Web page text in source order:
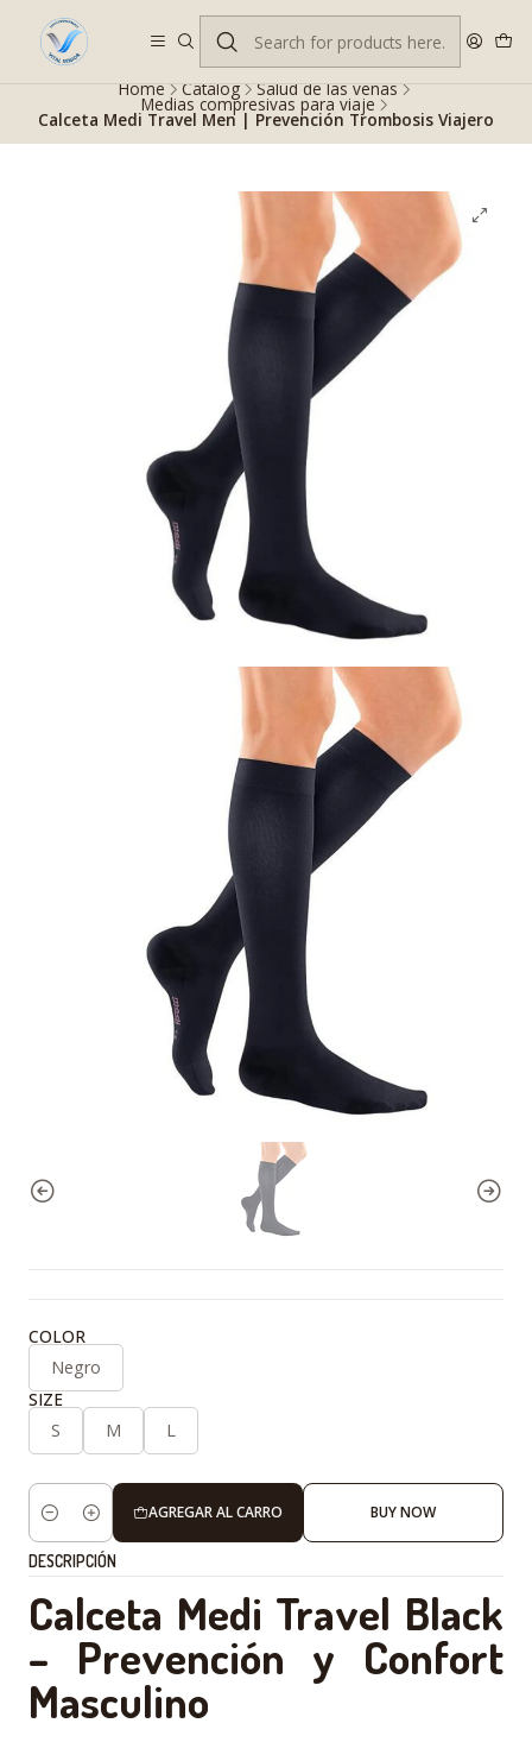
Despacho gratis en RM desde $100.000. Revisa las condiciones.
Home Catalog Salud de las venas
Medias compresivas para viaje
Calceta Medi Travel Men | Prevención Trombosis Viajero
COLOR
Negro
SIZE
S
M L
Cantidad
AGREGAR AL CARRO BUY NOW
DESCRIPCIÓN
Calceta Medi Travel Black
– Prevención y Confort
Masculino